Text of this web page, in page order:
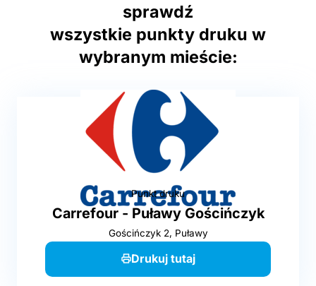
sprawdź
wszystkie punkty druku w
wybranym mieście:
Punkt druku
Carrefour - Puławy Gościńczyk
Gościńczyk 2, Puławy
Drukuj tutaj